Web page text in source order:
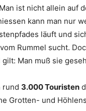
ist nicht allein auf
kann man nur
läuft und
Rummel sucht.
gilt: Man muß sie
rund 3.000 Touristen
Grotten- und